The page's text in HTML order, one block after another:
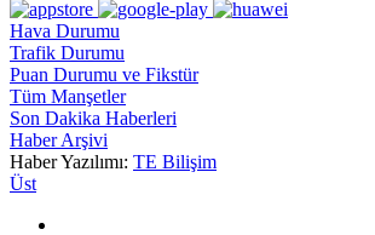
Hava Durumu
Trafik Durumu
Puan Durumu ve Fikstür
Tüm Manşetler
Son Dakika Haberleri
Haber Arşivi
Haber Yazılımı: TE Bilişim
Üst